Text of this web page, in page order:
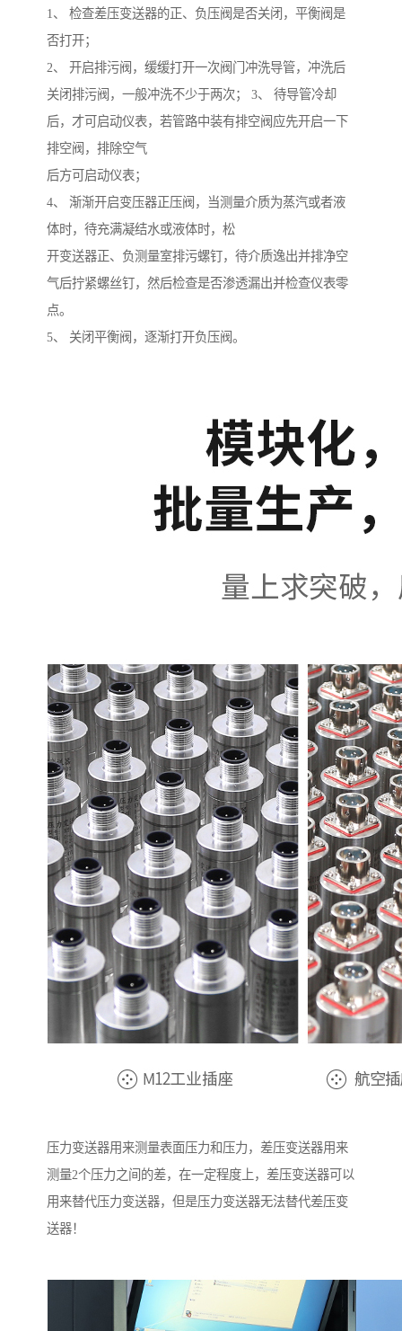
1、 检查差压变送器的正、负压阀是否关闭，平衡阀是
否打开；
2、 开启排污阀，缓缓打开一次阀门冲洗导管，冲洗后
关闭排污阀，一般冲洗不少于两次； 3、 待导管冷却
后，才可启动仪表，若管路中装有排空阀应先开启一下
排空阀，排除空气
后方可启动仪表；
4、 渐渐开启变压器正压阀，当测量介质为蒸汽或者液
体时，待充满凝结水或液体时，松
开变送器正、负测量室排污螺钉，待介质逸出并排净空
气后拧紧螺丝钉，然后检查是否渗透漏出并检查仪表零
点。
5、 关闭平衡阀，逐渐打开负压阀。
压力变送器用来测量表面压力和压力，差压变送器用来
测量2个压力之间的差，在一定程度上，差压变送器可以
用来替代压力变送器，但是压力变送器无法替代差压变
送器！